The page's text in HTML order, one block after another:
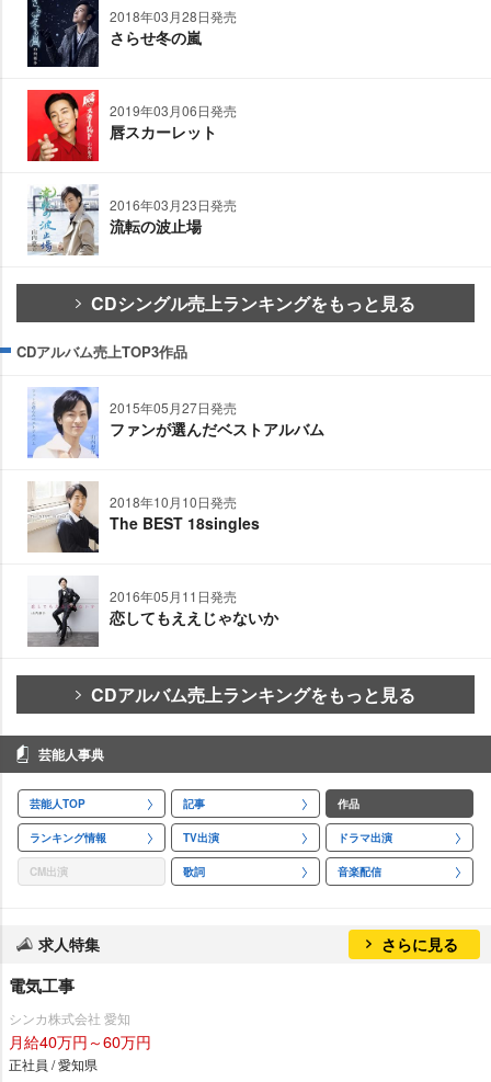
2018年03月28日発売
さらせ冬の嵐
2019年03月06日発売
唇スカーレット
2016年03月23日発売
流転の波止場
CDシングル売上ランキングをもっと見る
CDアルバム売上TOP3作品
2015年05月27日発売
ファンが選んだベストアルバム
2018年10月10日発売
The BEST 18singles
2016年05月11日発売
恋してもええじゃないか
CDアルバム売上ランキングをもっと見る
芸能人事典
芸能人TOP 記事 作品
ランキング情報 TV出演 ドラマ出演
CM出演 歌詞 音楽配信
求人特集 さらに見る
電気工事
シンカ株式会社 愛知
月給40万円～60万円
正社員 / 愛知県